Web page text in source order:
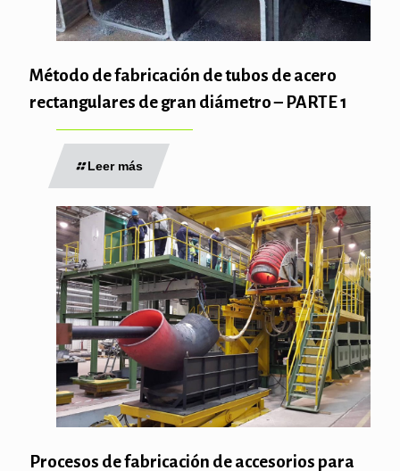
Método de fabricación de tubos de acero
rectangulares de gran diámetro – PARTE 1
Leer más
Procesos de fabricación de accesorios para